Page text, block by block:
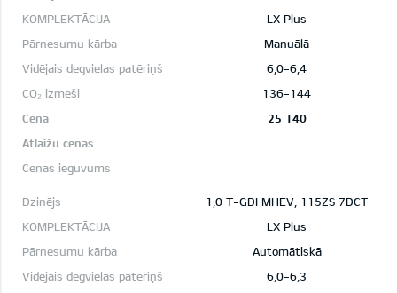
LX Plus
Manuālā
6,0-6,4
136-144
25 140
1,0 T-GDI MHEV, 115ZS 7DCT
LX Plus
Automātiskā
6,0-6,3